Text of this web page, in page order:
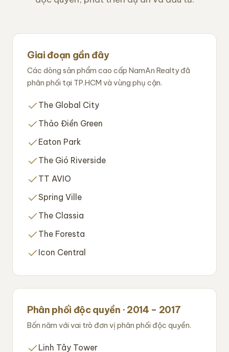
Giai đoạn gần đây
Các dòng sản phẩm cao cấp NamAn Realty đã
phân phối tại TP.HCM và vùng phụ cận.
The Global City
Thảo Điền Green
Eaton Park
The Gió Riverside
TT AVIO
Spring Ville
The Classia
The Foresta
Icon Central
Phân phối độc quyền · 2014 – 2017
Bốn năm với vai trò đơn vị phân phối độc quyền.
Linh Tây Tower